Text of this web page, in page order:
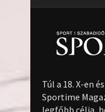
Túl a 18. X-en
Sportime
legfőbb célja,